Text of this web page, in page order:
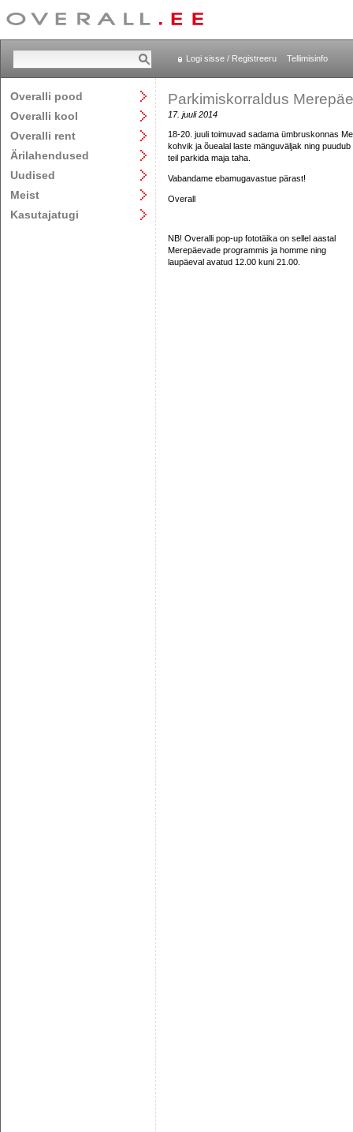
Logi sisse / Registreeru Tellimisinfo
Overalli pood
Overalli kool
Overalli rent
Ärilahendused
Uudised
Meist
Kasutajatugi
Parkimiskorraldus
17. juuli 2014
18-20. juuli toimuvad sadama ümbruskonnas
kohvik ja õuealal laste mänguväljak ning
teil parkida maja taha.
Vabandame ebamugavastue pärast!
Overall
NB! Overalli pop-up fototäika on sellel aastal
Merepäevade programmis ja homme ning
laupäeval avatud 12.00 kuni 21.00.